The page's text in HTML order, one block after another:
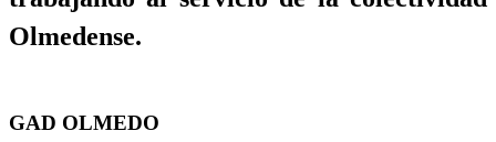
Olmedense.
GAD OLMEDO